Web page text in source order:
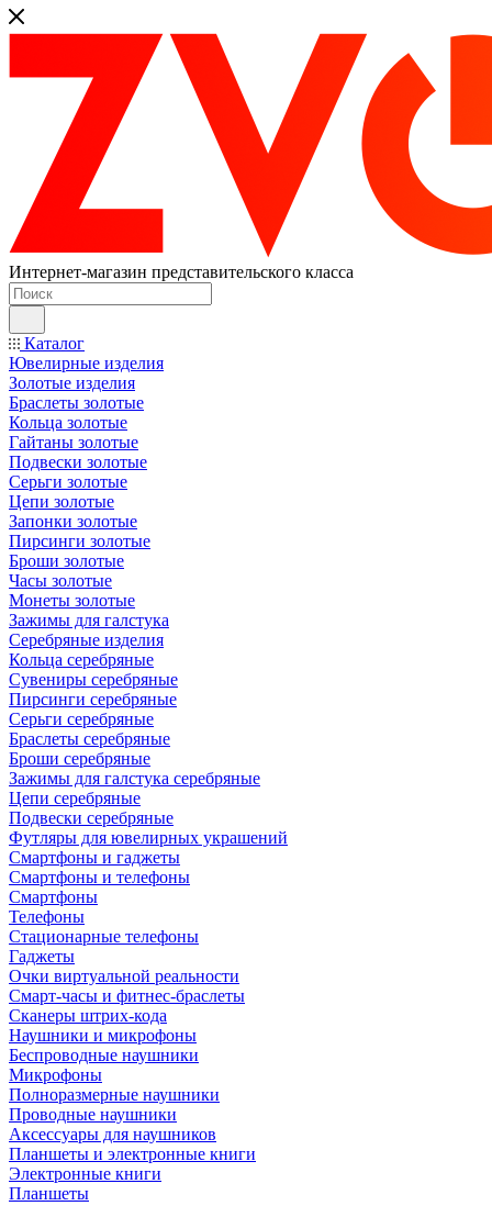
Интернет-магазин представительского класса
Каталог
Ювелирные изделия
Золотые изделия
Браслеты золотые
Кольца золотые
Гайтаны золотые
Подвески золотые
Серьги золотые
Цепи золотые
Запонки золотые
Пирсинги золотые
Броши золотые
Часы золотые
Монеты золотые
Зажимы для галстука
Серебряные изделия
Кольца серебряные
Сувениры серебряные
Пирсинги серебряные
Серьги серебряные
Браслеты серебряные
Броши серебряные
Зажимы для галстука серебряные
Цепи серебряные
Подвески серебряные
Футляры для ювелирных украшений
Смартфоны и гаджеты
Смартфоны и телефоны
Смартфоны
Телефоны
Стационарные телефоны
Гаджеты
Очки виртуальной реальности
Смарт-часы и фитнес-браслеты
Сканеры штрих-кода
Наушники и микрофоны
Беспроводные наушники
Микрофоны
Полноразмерные наушники
Проводные наушники
Аксессуары для наушников
Планшеты и электронные книги
Электронные книги
Планшеты